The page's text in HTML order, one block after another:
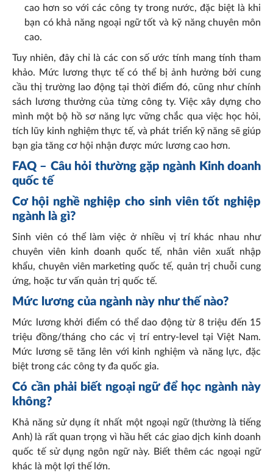
cao hơn so với các công ty trong nước, đặc biệt là khi
bạn có khả năng ngoại ngữ tốt và kỹ năng chuyên môn
cao.
Tuy nhiên, đây chỉ là các con số ước tính mang tính tham
khảo. Mức lương thực tế có thể bị ảnh hưởng bởi cung
cầu thị trường lao động tại thời điểm đó, cũng như chính
sách lương thưởng của từng công ty. Việc xây dựng cho
mình một bộ hồ sơ năng lực vững chắc qua việc học hỏi,
tích lũy kinh nghiệm thực tế, và phát triển kỹ năng sẽ giúp
bạn gia tăng cơ hội nhận được mức lương cao hơn.
FAQ – Câu hỏi thường gặp ngành Kinh doanh
quốc tế
Cơ hội nghề nghiệp cho sinh viên tốt nghiệp
ngành là gì?
Sinh viên có thể làm việc ở nhiều vị trí khác nhau như
chuyên viên kinh doanh quốc tế, nhân viên xuất nhập
khẩu, chuyên viên marketing quốc tế, quản trị chuỗi cung
ứng, hoặc tư vấn quản trị quốc tế.
Mức lương của ngành này như thế nào?
Mức lương khởi điểm có thể dao động từ 8 triệu đến 15
triệu đồng/tháng cho các vị trí entry-level tại Việt Nam.
Mức lương sẽ tăng lên với kinh nghiệm và năng lực, đặc
biệt trong các công ty đa quốc gia.
Có cần phải biết ngoại ngữ để học ngành này
không?
Khả năng sử dụng ít nhất một ngoại ngữ (thường là tiếng
Anh) là rất quan trọng vì hầu hết các giao dịch kinh doanh
quốc tế sử dụng ngôn ngữ này. Biết thêm các ngoại ngữ
khác là một lợi thế lớn.